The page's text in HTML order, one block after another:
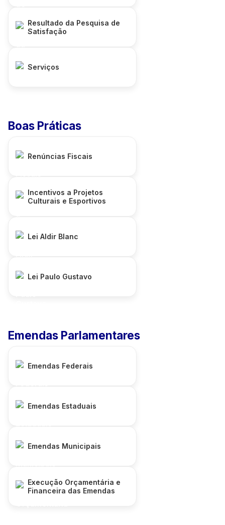
Resultado da Pesquisa de
Satisfação
Serviços
Boas Práticas
Renúncias Fiscais
Incentivos a Projetos
Culturais e Esportivos
Lei Aldir Blanc
Lei Paulo Gustavo
Emendas Parlamentares
Emendas Federais
Emendas Estaduais
Emendas Municipais
Execução Orçamentária e
Financeira das Emendas